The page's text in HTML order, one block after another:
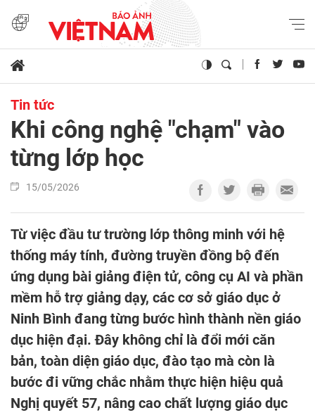
Tin tức
Khi công nghệ "chạm" vào
từng lớp học
15/05/2026
Từ việc đầu tư trường lớp thông minh với hệ
thống máy tính, đường truyền đồng bộ đến
ứng dụng bài giảng điện tử, công cụ AI và phần
mềm hỗ trợ giảng dạy, các cơ sở giáo dục ở
Ninh Bình đang từng bước hình thành nền giáo
dục hiện đại. Đây không chỉ là đổi mới căn
bản, toàn diện giáo dục, đào tạo mà còn là
bước đi vững chắc nhằm thực hiện hiệu quả
Nghị quyết 57, nâng cao chất lượng giáo dục